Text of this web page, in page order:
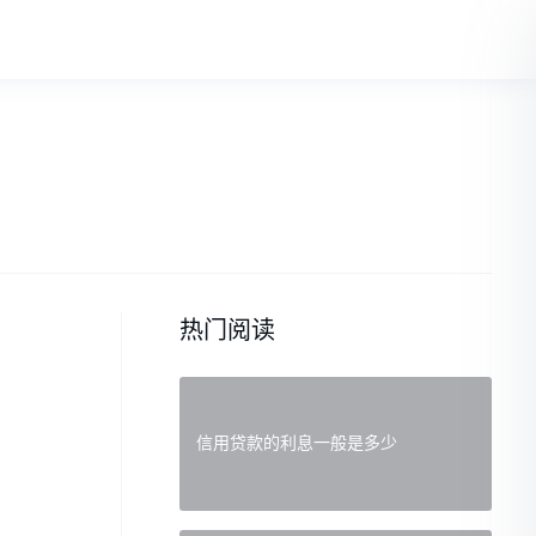
热门阅读
信用贷款的利息一般是多少